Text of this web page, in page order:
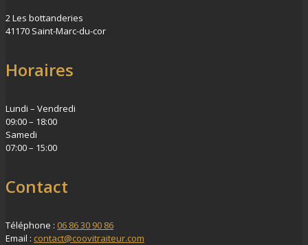
2 Les bottanderies
41170 Saint-Marc-du-cor
Horaires
Lundi – Vendredi
09:00 – 18:00
Samedi
07:00 – 15:00
Contact
Téléphone : 06 86 30 90 86
Email : contact@coovitraiteur.com